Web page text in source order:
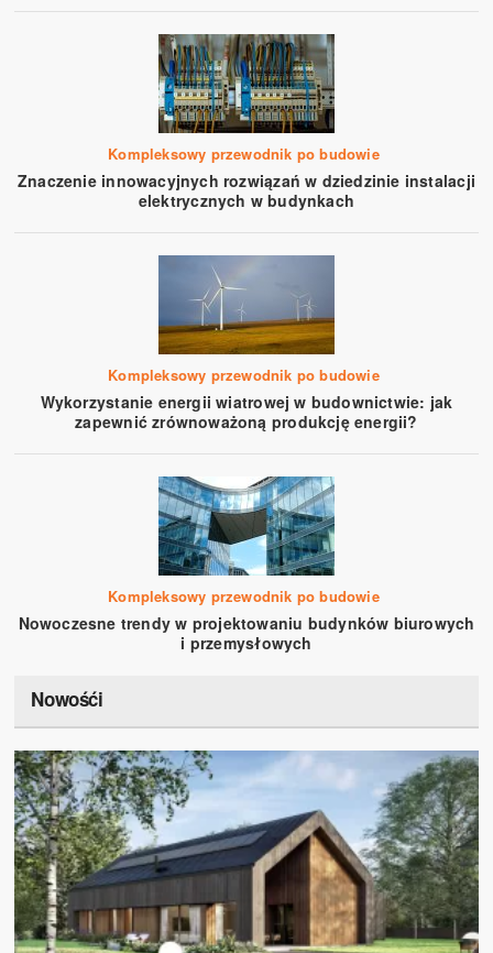
Kompleksowy przewodnik po budowie
Znaczenie innowacyjnych rozwiązań w dziedzinie instalacji
elektrycznych w budynkach
Kompleksowy przewodnik po budowie
Wykorzystanie energii wiatrowej w budownictwie: jak
zapewnić zrównoważoną produkcję energii?
Kompleksowy przewodnik po budowie
Nowoczesne trendy w projektowaniu budynków biurowych
i przemysłowych
Nowośći